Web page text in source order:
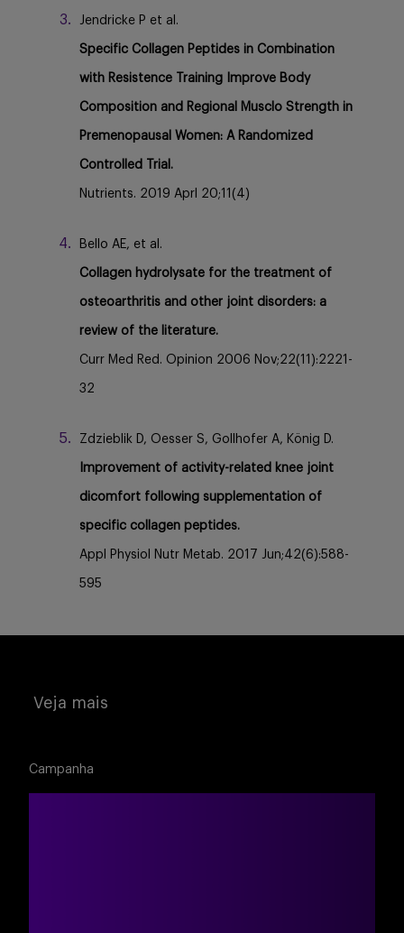
Jendricke P et al.
Specific Collagen Peptides in Combination
with Resistence Training Improve Body
Composition and Regional Musclo Strength in
Premenopausal Women: A Randomized
Controlled Trial.
Nutrients. 2019 Aprl 20;11(4)
Bello AE, et al.
Collagen hydrolysate for the treatment of
osteoarthritis and other joint disorders: a
review of the literature.
Curr Med Red. Opinion 2006 Nov;22(11):2221-
32
Zdzieblik D, Oesser S, Gollhofer A, König D.
Improvement of activity-related knee joint
dicomfort following supplementation of
specific collagen peptides.
Appl Physiol Nutr Metab. 2017 Jun;42(6):588-
595
Veja mais
Campanha